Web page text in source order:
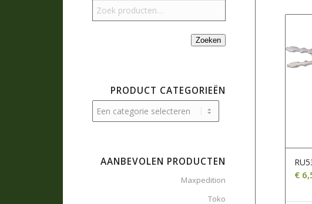
€
Zoeken
PRODUCT CATEGORIEËN
AANBEVOLEN PRODUCTEN
Maxpedition
Toko